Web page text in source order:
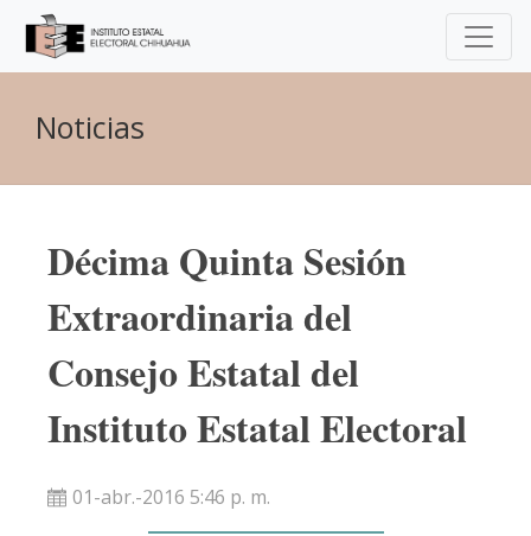
Noticias
Décima Quinta Sesión
Extraordinaria del
Consejo Estatal del
Instituto Estatal Electoral
01-abr.-2016 5:46 p. m.